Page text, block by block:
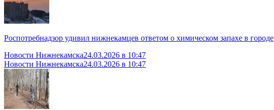
Роспотребнадзор удивил нижнекамцев ответом о химическом запахе в городе
Новости Нижнекамска24.03.2026 в 10:47
Новости Нижнекамска24.03.2026 в 10:47